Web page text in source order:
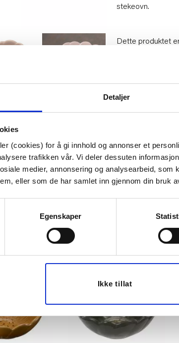
Detaljer
(cookies) for å gi innhold og annonser et
trafikken vår. Vi deler dessuten
medier, annonsering og analysearbeid, som
eller som de har samlet inn gjennom din bruk
Egenskaper
Ikke tillat
stekeovn.
Dette produktet
Materiale:
Bredde:
Tips venner om